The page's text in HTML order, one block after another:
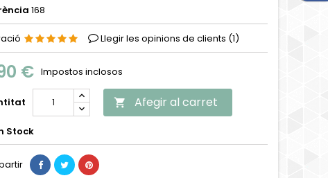
168
Llegir les opinions de clients (1)
€ Impostos inclosos
 Afegir al carret
Stock